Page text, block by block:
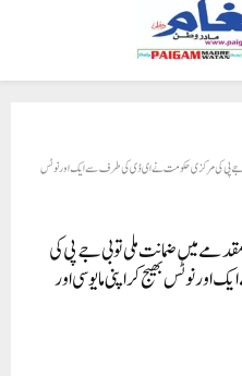
جے پی کی مرکزی حکومت نے ای ڈی کی طرف سے ایک اور نوٹس
میں ضمانت ملی تو بی جے پی کی
نوٹس بھیج کر اپنی مایوسی اور